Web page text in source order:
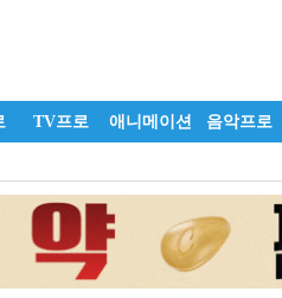
TV프로 애니메이션 음악프로